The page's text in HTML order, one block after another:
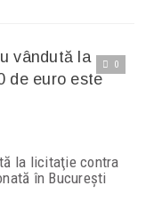
0
la licitaţie contra
în Bucureşti